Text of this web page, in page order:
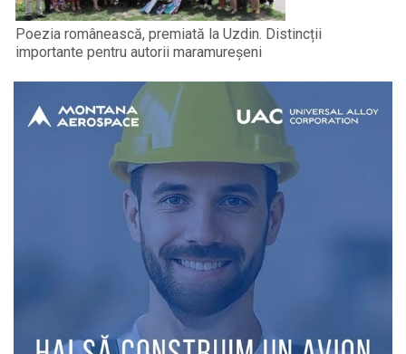
Poezia românească, premiată la Uzdin. Distincții
importante pentru autorii maramureșeni